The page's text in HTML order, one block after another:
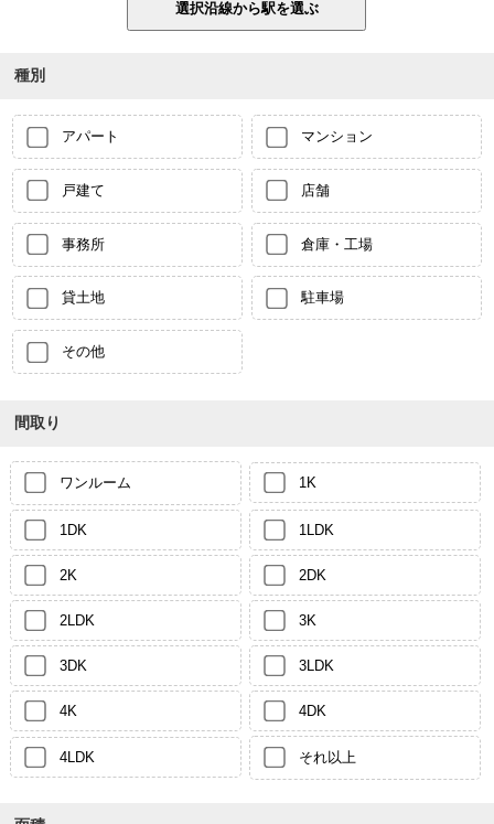
種別
アパート マンション
戸建て 店舗
事務所 倉庫・工場
貸土地 駐車場
その他
間取り
ワンルーム 1K
1DK 1LDK
2K 2DK
2LDK 3K
3DK 3LDK
4K 4DK
4LDK それ以上